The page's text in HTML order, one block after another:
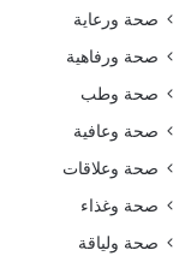
صحة ورعاية
صحة ورفاهية
صحة وطب
صحة وعافية
صحة وعلاقات
صحة وغذاء
صحة ولياقة